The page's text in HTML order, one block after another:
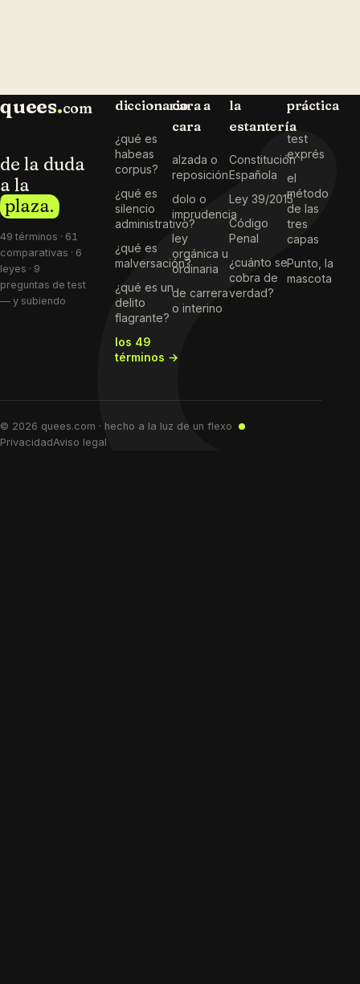
quees.com
de la duda
a la
plaza.
49 términos · 61
comparativas · 6
leyes · 9
preguntas de test
— y subiendo
diccionario
¿qué es
habeas
corpus?
¿qué es
silencio
administrativo?
¿qué es
malversación?
¿qué es un
delito
flagrante?
los 49
términos →
cara a
cara
alzada o
reposición
dolo o
imprudencia
ley
orgánica u
ordinaria
de carrera
o interino
la
estantería
Constitución
Española
Ley 39/2015
Código
Penal
¿cuánto se
cobra de
verdad?
práctica
test
exprés
el
método
de las
tres
capas
Punto, la
mascota
© 2026 quees.com · hecho a la luz de un flexo
PrivacidadAviso legal